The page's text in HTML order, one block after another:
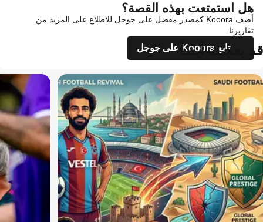
هل استمتعت بهذه القصة؟
أضف Kooora كمصدر مفضل على جوجل للاطلاع على المزيد من
تقاريرنا
تابع Kooora على جوجل
قد يعجبك أيضاً